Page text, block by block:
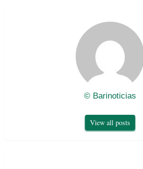
© Barinoticias
View all posts